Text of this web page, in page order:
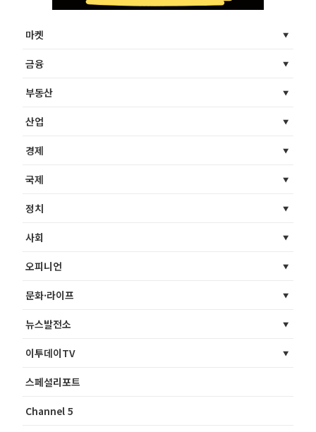
마켓
금융
부동산
산업
경제
국제
정치
사회
오피니언
문화·라이프
뉴스발전소
이투데이TV
스페셜리포트
Channel 5